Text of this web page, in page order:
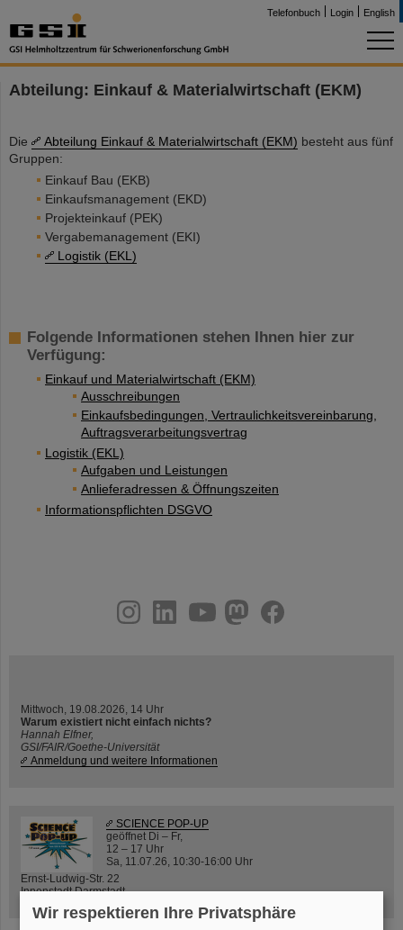
Telefonbuch Login English
Abteilung: Einkauf & Materialwirtschaft (EKM)
Die Abteilung Einkauf & Materialwirtschaft (EKM) besteht aus fünf
Gruppen:
Einkauf Bau (EKB)
Einkaufsmanagement (EKD)
Projekteinkauf (PEK)
Vergabemanagement (EKI)
Logistik (EKL)
Folgende Informationen stehen Ihnen hier zur
Verfügung:
Einkauf und Materialwirtschaft (EKM)
Ausschreibungen
Einkaufsbedingungen, Vertraulichkeitsvereinbarung,
Auftragsverarbeitungsvertrag
Logistik (EKL)
Aufgaben und Leistungen
Anlieferadressen & Öffnungszeiten
Informationspflichten DSGVO
youtube
helmholtz.social
facebook
Mittwoch, 19.08.2026, 14 Uhr
Warum existiert nicht einfach nichts?
Hannah Elfner,
GSI/FAIR/Goethe-Universität
Anmeldung und weitere Informationen
SCIENCE POP-UP
geöffnet Di – Fr,
12 – 17 Uhr
Sa, 11.07.26, 10:30-16:00 Uhr
Ernst-Ludwig-Str. 22
Innenstadt Darmstadt
Wir respektieren Ihre Privatsphäre